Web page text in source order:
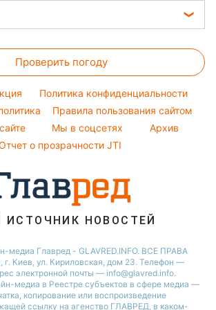
меню
Проверить погоду
Политика конфиденциальности
Правила пользования сайтом
Мы в соцсетях
Архив
о прозрачности JTI
ИСТОЧНИК НОВОСТЕЙ
медиа Главред - GLAVRED.INFO. ВСЕ ПРАВА
Киев, ул. Кириловская, дом 23. Телефон —
электронной почты — info@glavred.info.
медиа в Реестре cубъектов в сфере медиа —
копирование или воспроизведение
ссылку на агенство ГЛАВРЕД, в каком-